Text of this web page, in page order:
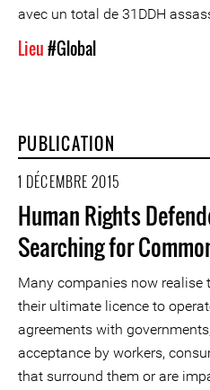
avec un total de 31DDH
Lieu#Global
PUBLICATION
1 DÉCEMBRE 2015
Human Rights
Searching for
Many companies now realise
their ultimate licence to
agreements with
acceptance by workers,
that surround them or are